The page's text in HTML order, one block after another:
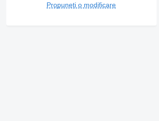
Propuneți o modificare